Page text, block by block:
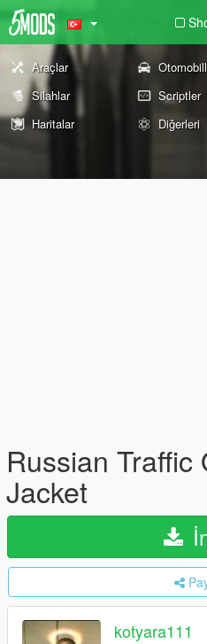
Araçlar
Silahlar
Scriptler
Haritalar
Diğerleri
Russian Traffic
Jacket
kotyara111